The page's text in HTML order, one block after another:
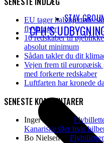
STAY
CPH’S
EU tager halvhjertede
flyvninger
10 redskaber til
absolut minimum
Sådan takler du dit
Vejen frem til europæisk
med forkerte redskaber
Luftfarten har kronede
SENESTE KOMMENTARER
Inger Jensen
Kanariske Øer hvis
Bo Nielsentil